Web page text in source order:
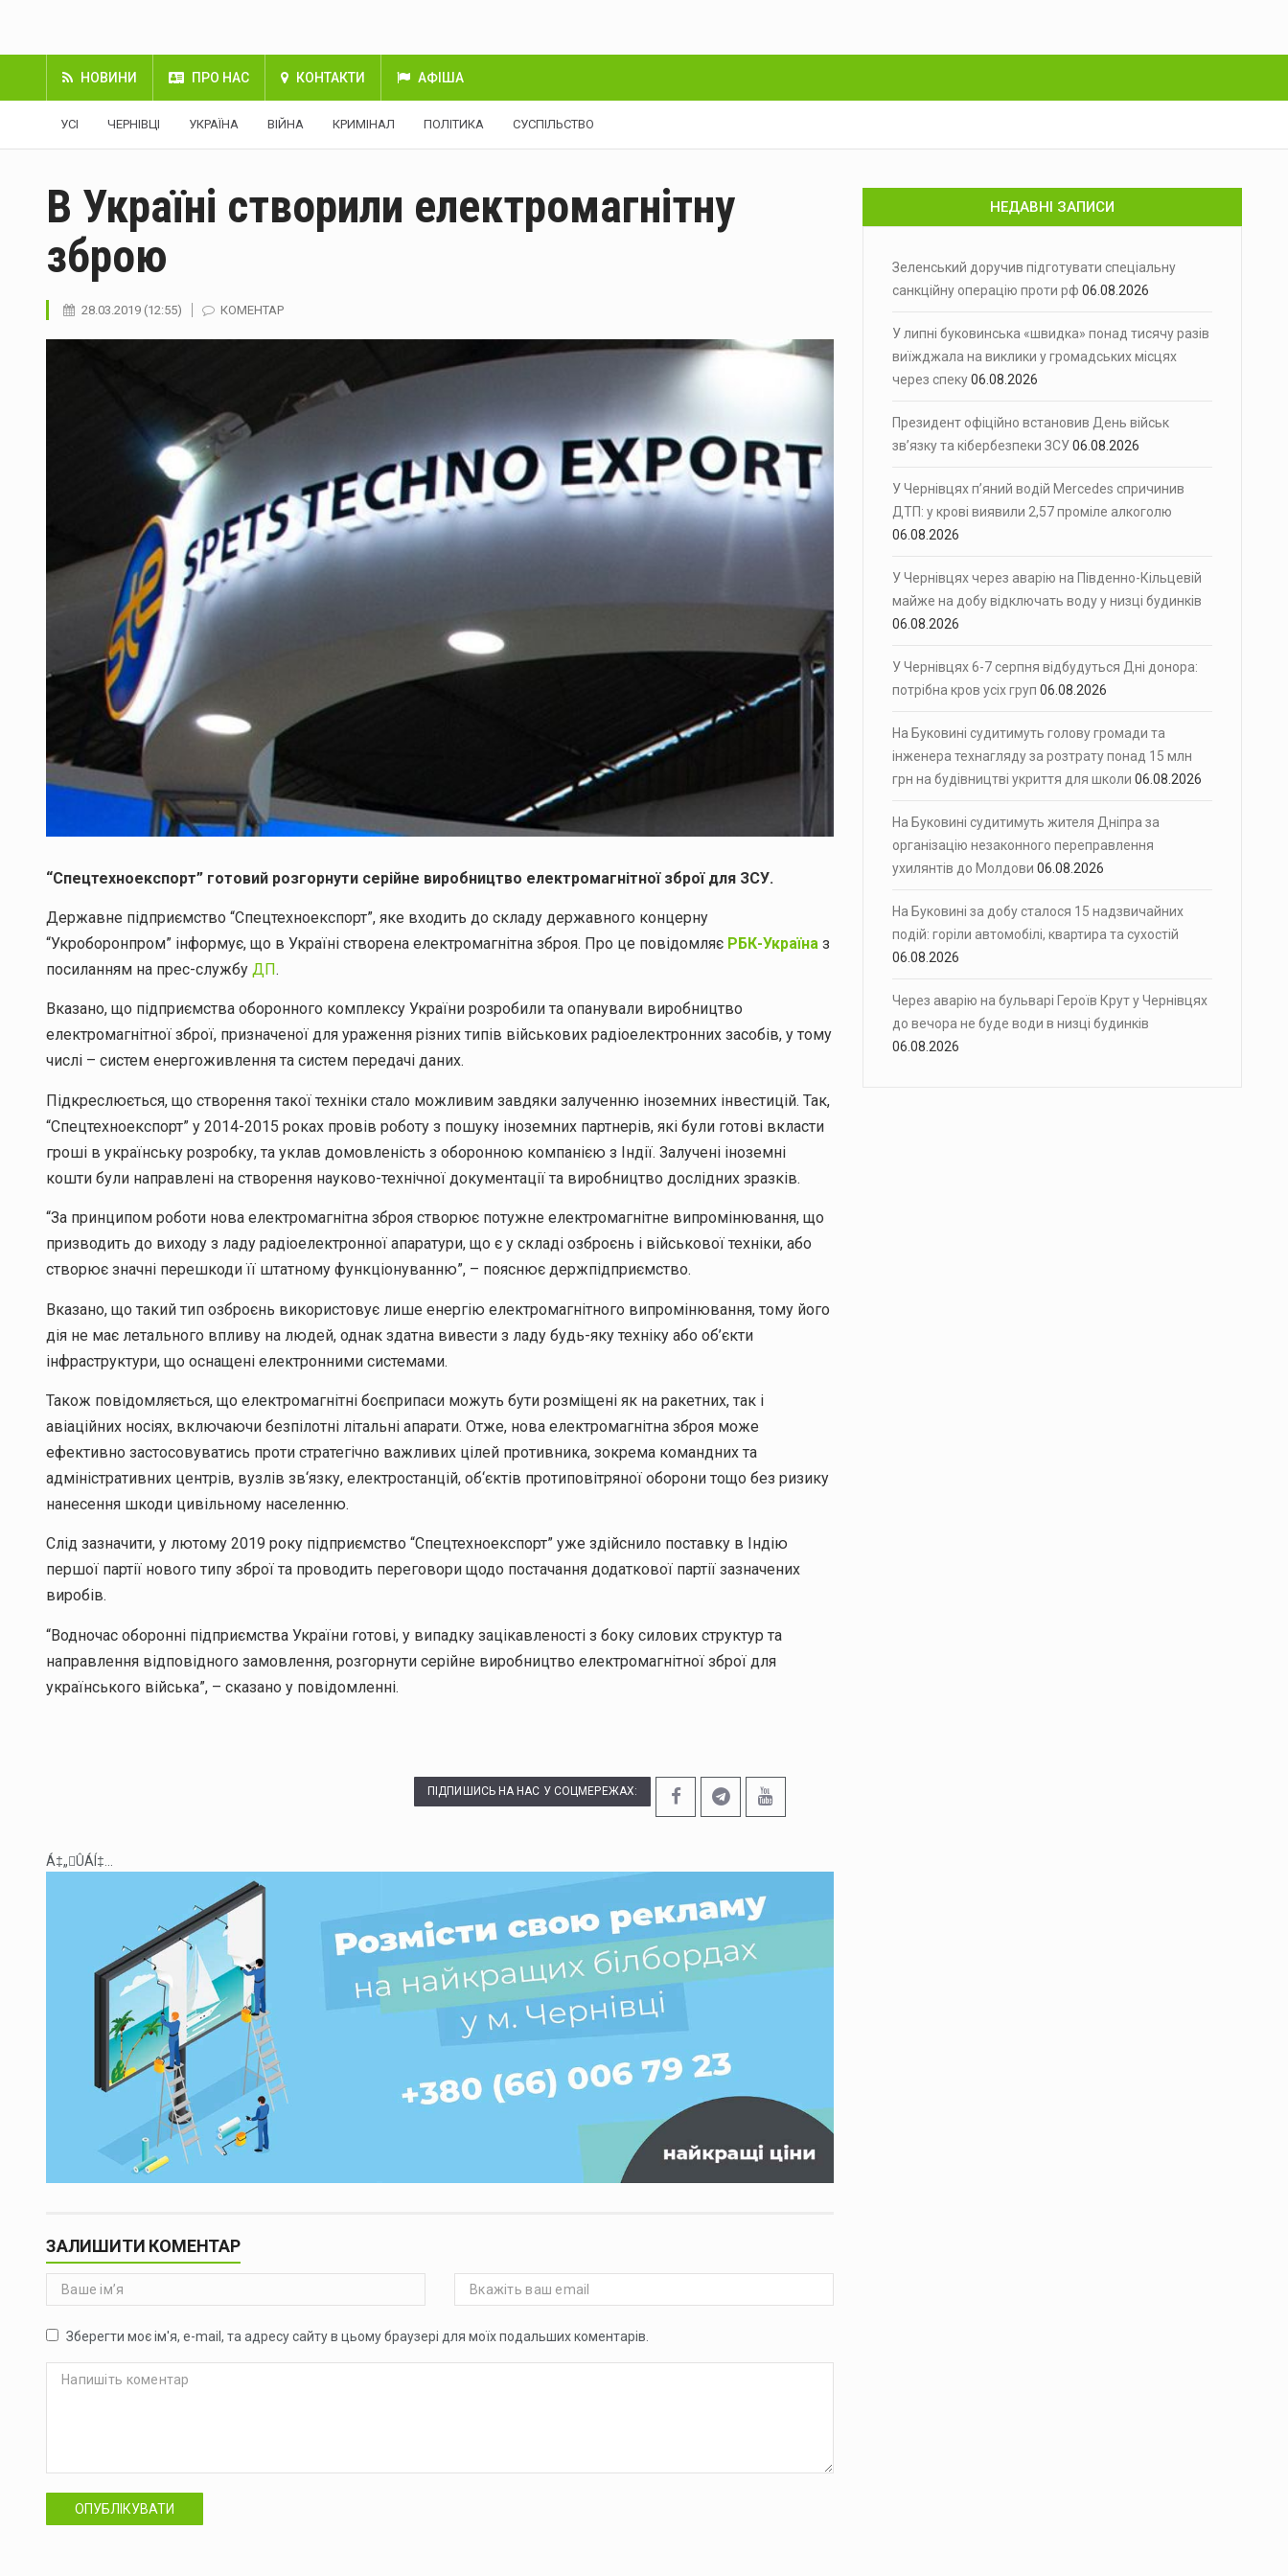
НОВИНИ ПРО НАС КОНТАКТИ АФІША
УСІ ЧЕРНІВЦІ УКРАЇНА ВІЙНА КРИМІНАЛ ПОЛІТИКА СУСПІЛЬСТВО
В Україні створили електромагнітну
зброю
28.03.2019 (12:55) КОМЕНТАР
“Спецтехноекспорт” готовий розгорнути серійне виробництво електромагнітної зброї для ЗСУ.
Державне підприємство “Спецтехноекспорт”, яке входить до складу державного концерну
“Укроборонпром” інформує, що в Україні створена електромагнітна зброя. Про це повідомляє РБК-Україна з
посиланням на прес-службу ДП.
Вказано, що підприємства оборонного комплексу України розробили та опанували виробництво
електромагнітної зброї, призначеної для ураження різних типів військових радіоелектронних засобів, у тому
числі – систем енергоживлення та систем передачі даних.
Підкреслюється, що створення такої техніки стало можливим завдяки залученню іноземних інвестицій. Так,
“Спецтехноекспорт” у 2014-2015 роках провів роботу з пошуку іноземних партнерів, які були готові вкласти
гроші в українську розробку, та уклав домовленість з оборонною компанією з Індії. Залучені іноземні
кошти були направлені на створення науково-технічної документації та виробництво дослідних зразків.
“За принципом роботи нова електромагнітна зброя створює потужне електромагнітне випромінювання, що
призводить до виходу з ладу радіоелектронної апаратури, що є у складі озброєнь і військової техніки, або
створює значні перешкоди її штатному функціонуванню”, – пояснює держпідприємство.
Вказано, що такий тип озброєнь використовує лише енергію електромагнітного випромінювання, тому його
дія не має летального впливу на людей, однак здатна вивести з ладу будь-яку техніку або об’єкти
інфраструктури, що оснащені електронними системами.
Також повідомляється, що електромагнітні боєприпаси можуть бути розміщені як на ракетних, так і
авіаційних носіях, включаючи безпілотні літальні апарати. Отже, нова електромагнітна зброя може
ефективно застосовуватись проти стратегічно важливих цілей противника, зокрема командних та
адміністративних центрів, вузлів зв‘язку, електростанцій, об‘єктів протиповітряної оборони тощо без ризику
нанесення шкоди цивільному населенню.
Слід зазначити, у лютому 2019 року підприємство “Спецтехноекспорт” уже здійснило поставку в Індію
першої партії нового типу зброї та проводить переговори щодо постачання додаткової партії зазначених
виробів.
“Водночас оборонні підприємства України готові, у випадку зацікавленості з боку силових структур та
направлення відповідного замовлення, розгорнути серійне виробництво електромагнітної зброї для
українського війська”, – сказано у повідомленні.
ПІДПИШИСЬ НА НАС У СОЦМЕРЕЖАХ:
Á‡„ÛÁÍ‡...
ЗАЛИШИТИ КОМЕНТАР
Зберегти моє ім'я, e-mail, та адресу сайту в цьому браузері для моїх подальших коментарів.
ОПУБЛІКУВАТИ
НЕДАВНІ ЗАПИСИ
Зеленський доручив підготувати спеціальну
санкційну операцію проти рф 06.08.2026
У липні буковинська «швидка» понад тисячу разів
виїжджала на виклики у громадських місцях
через спеку06.08.2026
Президент офіційно встановив День військ
зв’язку та кібербезпеки ЗСУ06.08.2026
У Чернівцях п’яний водій Mercedes спричинив
ДТП: у крові виявили 2,57 проміле алкоголю
06.08.2026
У Чернівцях через аварію на Південно-Кільцевій
майже на добу відключать воду у низці будинків
06.08.2026
У Чернівцях 6-7 серпня відбудуться Дні донора:
потрібна кров усіх груп 06.08.2026
На Буковині судитимуть голову громади та
інженера технагляду за розтрату понад 15 млн
грн на будівництві укриття для школи 06.08.2026
На Буковині судитимуть жителя Дніпра за
організацію незаконного переправлення
ухилянтів до Молдови 06.08.2026
На Буковині за добу сталося 15 надзвичайних
подій: горіли автомобілі, квартира та сухостій
06.08.2026
Через аварію на бульварі Героїв Крут у Чернівцях
до вечора не буде води в низці будинків
06.08.2026